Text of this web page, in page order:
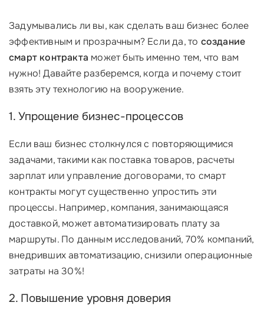
Задумывались ли вы, как сделать ваш бизнес более
эффективным и прозрачным? Если да, то создание
смарт контракта может быть именно тем, что вам
нужно! Давайте разберемся, когда и почему стоит
взять эту технологию на вооружение.
1. Упрощение бизнес-процессов
Если ваш бизнес столкнулся с повторяющимися
задачами, такими как поставка товаров, расчеты
зарплат или управление договорами, то смарт
контракты могут существенно упростить эти
процессы. Например, компания, занимающаяся
доставкой, может автоматизировать плату за
маршруты. По данным исследований, 70% компаний,
внедривших автоматизацию, снизили операционные
затраты на 30%!
2. Повышение уровня доверия